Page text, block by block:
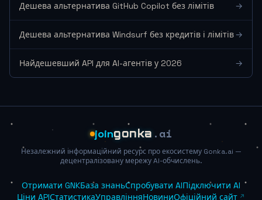
Дешева альтернатива GitHub Copilot без лімітів →
Дешева альтернатива Windsurf без кредитів і лімітів→
Найдешевший API для AI-агентів у 2026 →
joingonka .ai
Незалежний інформаційний ресурс про екосистему Gonka.ai —
децентралізовану мережу AI-обчислень.
Отримати GNKБаза знаньСпробувати AIПідключити AI
Ціни APIСтатистикаУправлінняНовиниОфіційний сайт